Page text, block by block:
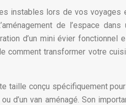
instables lors de vos voyages
de l’espace
d’un mini évier fonctionnel
comment transformer votre
taille conçu spécifiquement
ou d’un van aménagé. Son